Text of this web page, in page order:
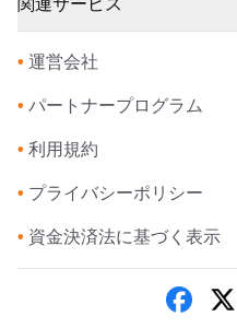
関連サービス
• 運営会社
• パートナープログラム
• 利用規約
• プライバシーポリシー
• 資金決済法に基づく表示